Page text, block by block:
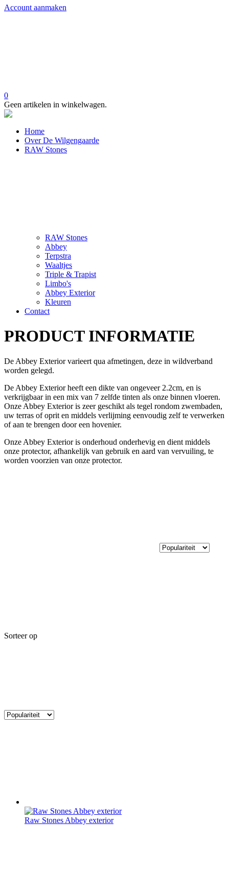
Account aanmaken
0
Geen artikelen in winkelwagen.
Home
Over De Wilgengaarde
RAW Stones
RAW Stones
Abbey
Terpstra
Waaltjes
Triple & Trapist
Limbo's
Abbey Exterior
Kleuren
Contact
PRODUCT INFORMATIE
De Abbey Exterior varieert qua afmetingen, deze in wildverband
worden gelegd.
De Abbey Exterior heeft een dikte van ongeveer 2.2cm, en is
verkrijgbaar in een mix van 7 zelfde tinten als onze binnen vloeren.
Onze Abbey Exterior is zeer geschikt als tegel rondom zwembaden,
uw terras of oprit en middels verlijming eenvoudig zelf te verwerken
of aan te brengen door een hovenier.
Onze Abbey Exterior is onderhoud onderhevig en dient middels
onze protector, afhankelijk van gebruik en aard van vervuiling, te
worden voorzien van onze protector.
Sorteer op
Raw Stones Abbey exterior